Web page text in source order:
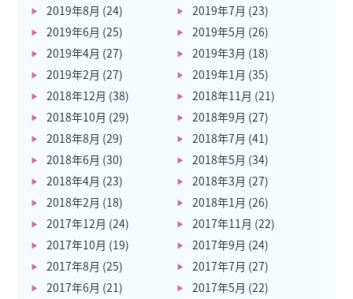
2019年8月 (24) 2019年7月 (23)
2019年6月 (25) 2019年5月 (26)
2019年4月 (27) 2019年3月 (18)
2019年2月 (27) 2019年1月 (35)
2018年12月 (38) 2018年11月 (21)
2018年10月 (29) 2018年9月 (27)
2018年8月 (29) 2018年7月 (41)
2018年6月 (30) 2018年5月 (34)
2018年4月 (23) 2018年3月 (27)
2018年2月 (18) 2018年1月 (26)
2017年12月 (24) 2017年11月 (22)
2017年10月 (19) 2017年9月 (24)
2017年8月 (25) 2017年7月 (27)
2017年6月 (21) 2017年5月 (22)